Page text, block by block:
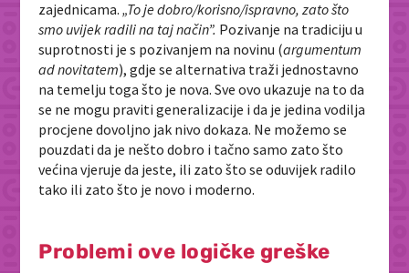
zajednicama. „To je dobro/korisno/ispravno, zato što
smo uvijek radili na taj način”. Pozivanje na tradiciju u
suprotnosti je s pozivanjem na novinu (argumentum
ad novitatem), gdje se alternativa traži jednostavno
na temelju toga što je nova. Sve ovo ukazuje na to da
se ne mogu praviti generalizacije i da je jedina vodilja
procjene dovoljno jak nivo dokaza. Ne možemo se
pouzdati da je nešto dobro i tačno samo zato što
većina vjeruje da jeste, ili zato što se oduvijek radilo
tako ili zato što je novo i moderno.
Problemi ove logičke greške